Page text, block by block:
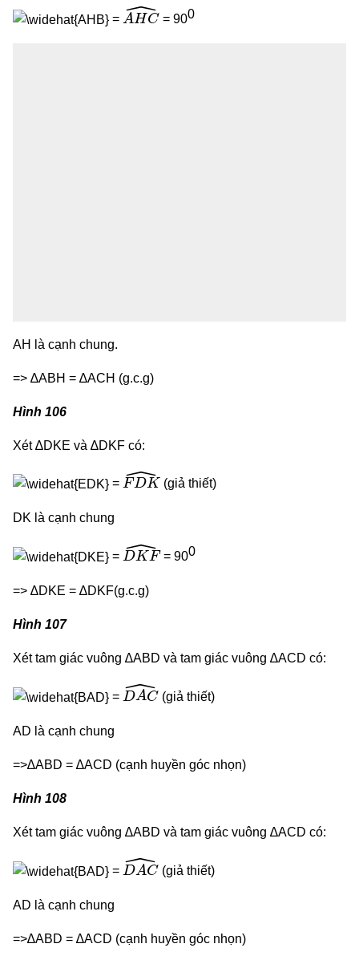
=
AHC^
= 900
AH là cạnh chung.
=> ∆ABH = ∆ACH (g.c.g)
Hình 106
Xét ∆DKE và ∆DKF có:
=
FDK^
(giả thiết)
DK là cạnh chung
=
DKF^
= 900
=> ∆DKE = ∆DKF(g.c.g)
Hình 107
Xét tam giác vuông ∆ABD và tam giác vuông ∆ACD có:
=
DAC^
(giả thiết)
AD là cạnh chung
=>∆ABD = ∆ACD (cạnh huyền góc nhọn)
Hình 108
Xét tam giác vuông ∆ABD và tam giác vuông ∆ACD có:
=
DAC^
(giả thiết)
AD là cạnh chung
=>∆ABD = ∆ACD (cạnh huyền góc nhọn)